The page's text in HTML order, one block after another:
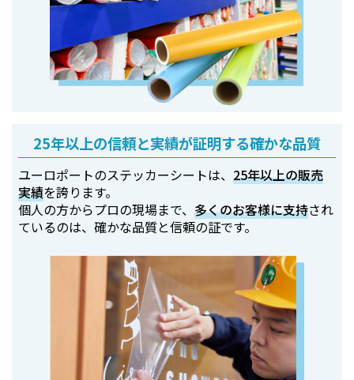
25年以上の信頼と実績が証明する確かな品質
ユーロポートのステッカーシートは、25年以上の販売
実績を誇ります。
個人の方からプロの現場まで、多くのお客様に支持され
ているのは、確かな品質と信頼の証です。